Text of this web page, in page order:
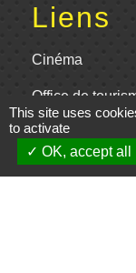
Liens
Cinéma
Office de
en Poitou
Actualités
communes
This site uses
to activate
OK, accept all